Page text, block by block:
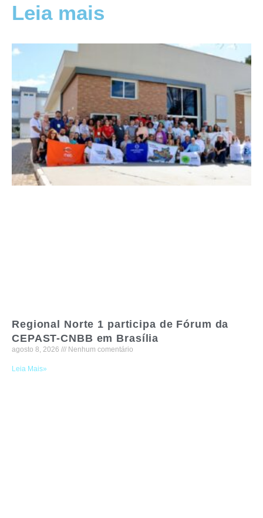
Leia mais
Regional Norte 1 participa de Fórum da
CEPAST-CNBB em Brasília
agosto 8, 2026 Nenhum comentário
Leia Mais»